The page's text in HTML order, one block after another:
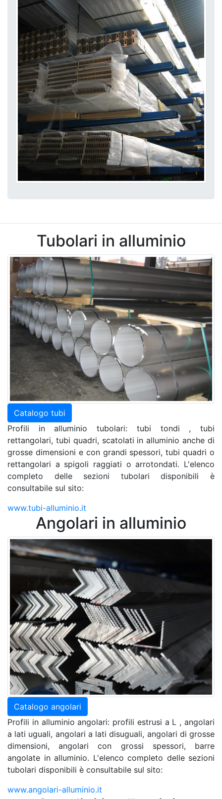
Tubolari in alluminio
Catalogo tubi
Profili in alluminio tubolari: tubi tondi , tubi
rettangolari, tubi quadri, scatolati in alluminio anche di
grosse dimensioni e con grandi spessori, tubi quadri o
rettangolari a spigoli raggiati o arrotondati. L'elenco
completo delle sezioni tubolari disponibili è
consultabile sul sito:
www.tubi-alluminio.it
Angolari in alluminio
Catalogo angolari
Profili in alluminio angolari: profili estrusi a L , angolari
a lati uguali, angolari a lati disuguali, angolari di grosse
dimensioni, angolari con grossi spessori, barre
angolate in alluminio. L'elenco completo delle sezioni
tubolari disponibili è consultabile sul sito:
www.angolari-alluminio.it